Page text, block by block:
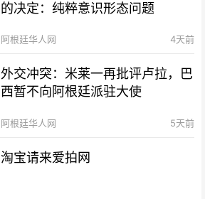
的决定：纯粹意识形态问题
阿根廷华人网 4天前
外交冲突：米莱一再批评卢拉，巴
西暂不向阿根廷派驻大使
阿根廷华人网 5天前
淘宝请来爱拍网